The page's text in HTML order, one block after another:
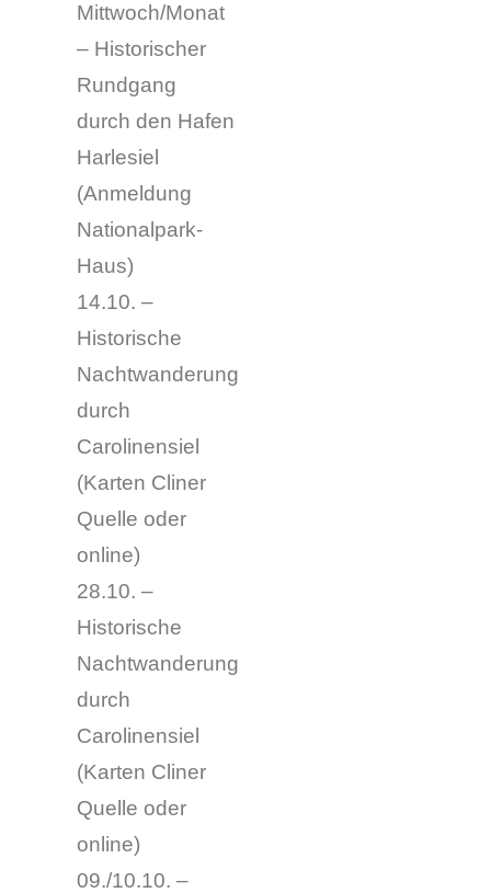
Mittwoch/Monat
– Historischer
Rundgang
durch den Hafen
Harlesiel
(Anmeldung
Nationalpark-
Haus)
14.10. –
Historische
Nachtwanderung
durch
Carolinensiel
(Karten Cliner
Quelle oder
online)
28.10. –
Historische
Nachtwanderung
durch
Carolinensiel
(Karten Cliner
Quelle oder
online)
09./10.10. –